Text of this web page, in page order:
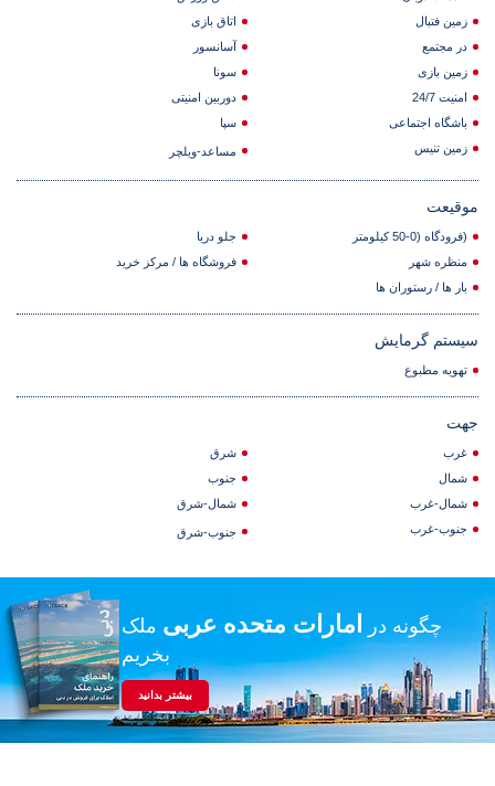
زمین فتبال
اتاق بازی
در مجتمع
آسانسور
زمین بازی
سونا
امنیت 24/7
دوربین امنیتی
باشگاه اجتماعی
سپا
زمین تنیس
مساعد-ویلچر
موقیعت
(فرودگاه (0-50 کیلومتر
جلو دریا
منظره شهر
فروشگاه ها / مرکز خرید
بار ها / رستوران ها
سیستم گرمایش
تهویه مطبوع
جهت
غرب
شرق
شمال
جنوب
شمال-غرب
شمال-شرق
جنوب-غرب
جنوب-شرق
چگونه در امارات متحده عربی ملک
بخریم
بیشتر بدانید